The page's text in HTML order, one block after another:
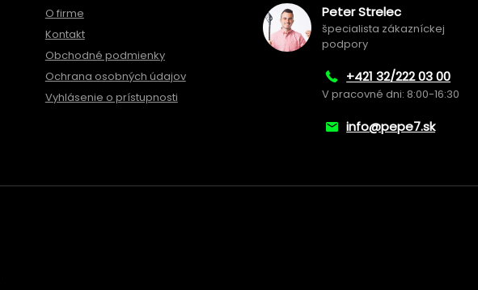
O firme
Kontakt
Obchodné podmienky
Ochrana osobných údajov
Vyhlásenie o prístupnosti
Peter Strelec
špecialista zákazníckej
podpory
+421 32/222 03 00
V pracovné dni: 8:00-16:30
info@pepe7.sk